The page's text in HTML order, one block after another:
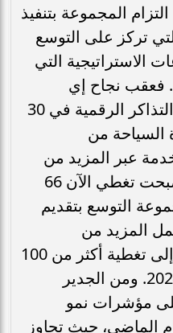
المجموعة بتنفيذ
تركز على التوسع
الاستراتيجية التي
فعقب نجاح إي
فاينانس في إطلاق حلول التذاكر الرقمية في 30
السياحة من
عبر المزيد من
المواقع السياحية، حتى أصبحت تغطي الآن 66
التوسع بتقديم
المزيد من
المزارات السياحية، سعيًا إلى تغطية أكثر من 100
مزار سياحي بحلول عام 2024. ومن الجدير
مؤشرات نمو
الماضي، حيث تجاوز